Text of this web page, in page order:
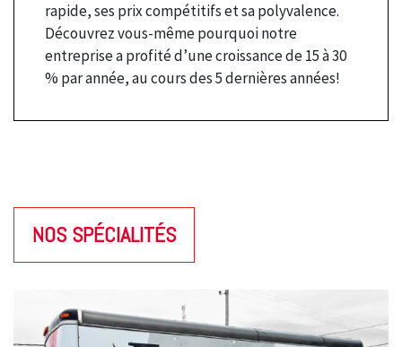
rapide, ses prix compétitifs et sa polyvalence.
Découvrez vous-même pourquoi notre
entreprise a profité d’une croissance de 15 à 30
% par année, au cours des 5 dernières années!
NOS SPÉCIALITÉS